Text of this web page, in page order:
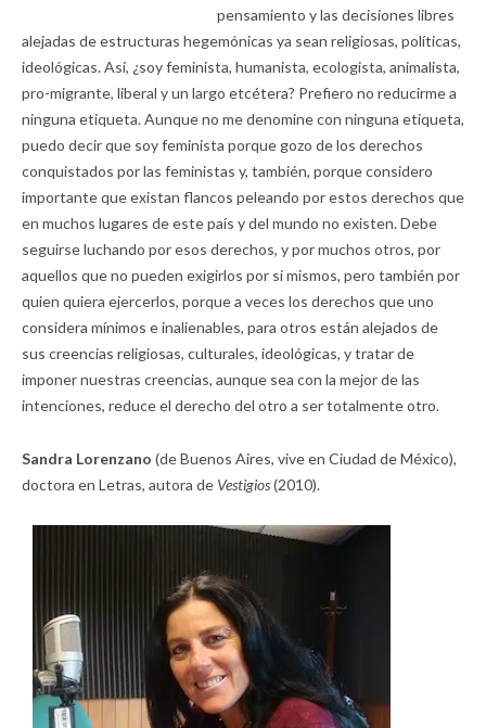
pensamiento y las decisiones libres
alejadas de estructuras hegemónicas ya sean religiosas, políticas,
ideológicas. Así, ¿soy feminista, humanista, ecologista, animalista,
pro-migrante, liberal y un largo etcétera? Prefiero no reducirme a
ninguna etiqueta. Aunque no me denomine con ninguna etiqueta,
puedo decir que soy feminista porque gozo de los derechos
conquistados por las feministas y, también, porque considero
importante que existan flancos peleando por estos derechos que
en muchos lugares de este país y del mundo no existen. Debe
seguirse luchando por esos derechos, y por muchos otros, por
aquellos que no pueden exigirlos por sí mismos, pero también por
quien quiera ejercerlos, porque a veces los derechos que uno
considera mínimos e inalienables, para otros están alejados de
sus creencias religiosas, culturales, ideológicas, y tratar de
imponer nuestras creencias, aunque sea con la mejor de las
intenciones, reduce el derecho del otro a ser totalmente otro.
Sandra Lorenzano (de Buenos Aires, vive en Ciudad de México),
doctora en Letras, autora de Vestigios(2010).